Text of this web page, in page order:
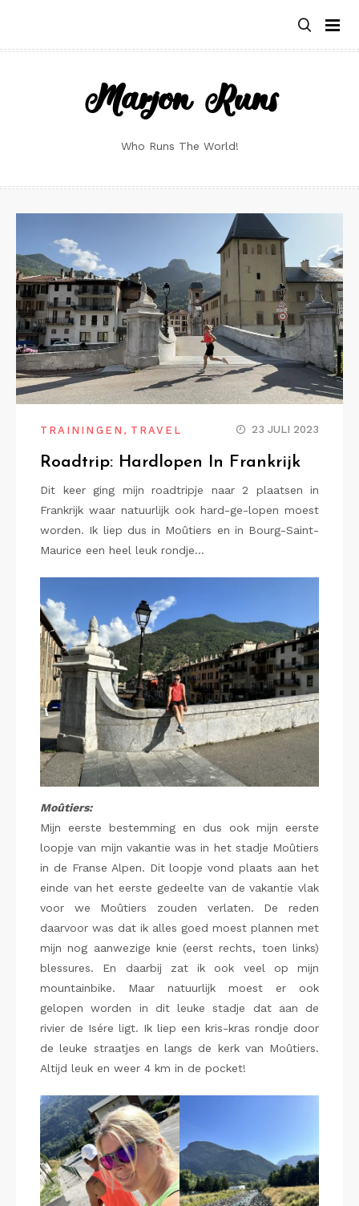
content
Marjon Runs
Who Runs The World!
TRAININGEN , TRAVEL 23 JULI 2023
Roadtrip: Hardlopen In Frankrijk
Dit keer ging mijn roadtripje naar 2 plaatsen in
Frankrijk waar natuurlijk ook hard-ge-lopen moest
worden. Ik liep dus in Moûtiers en in Bourg-Saint-
Maurice een heel leuk rondje…
Moûtiers:
Mijn eerste bestemming en dus ook mijn eerste
loopje van mijn vakantie was in het stadje Moûtiers
in de Franse Alpen. Dit loopje vond plaats aan het
einde van het eerste gedeelte van de vakantie vlak
voor we Moûtiers zouden verlaten. De reden
daarvoor was dat ik alles goed moest plannen met
mijn nog aanwezige knie (eerst rechts, toen links)
blessures. En daarbij zat ik ook veel op mijn
mountainbike. Maar natuurlijk moest er ook
gelopen worden in dit leuke stadje dat aan de
rivier de Isére ligt. Ik liep een kris-kras rondje door
de leuke straatjes en langs de kerk van Moûtiers.
Altijd leuk en weer 4 km in de pocket!